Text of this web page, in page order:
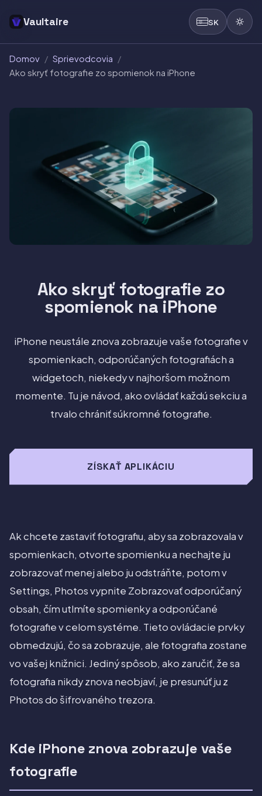
Vaultaire SK
Domov / Sprievodcovia /
Ako skryť fotografie zo spomienok na iPhone
Ako skryť fotografie zo
spomienok na iPhone
iPhone neustále znova zobrazuje vaše fotografie v
spomienkach, odporúčaných fotografiách a
widgetoch, niekedy v najhoršom možnom
momente. Tu je návod, ako ovládať každú sekciu a
trvalo chrániť súkromné fotografie.
ZÍSKAŤ APLIKÁCIU
Ak chcete zastaviť fotografiu, aby sa zobrazovala v
spomienkach, otvorte spomienku a nechajte ju
zobrazovať menej alebo ju odstráňte, potom v
Settings, Photos vypnite Zobrazovať odporúčaný
obsah, čím utlmíte spomienky a odporúčané
fotografie v celom systéme. Tieto ovládacie prvky
obmedzujú, čo sa zobrazuje, ale fotografia zostane
vo vašej knižnici. Jediný spôsob, ako zaručiť, že sa
fotografia nikdy znova neobjaví, je presunúť ju z
Photos do šifrovaného trezora.
Kde iPhone znova zobrazuje vaše
fotografie